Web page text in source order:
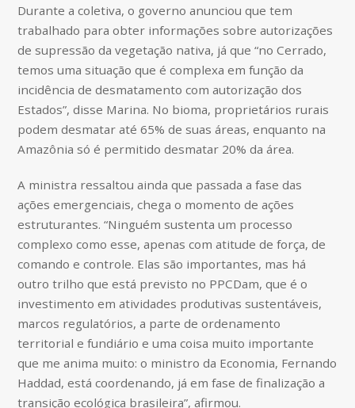
Durante a coletiva, o governo anunciou que tem
trabalhado para obter informações sobre autorizações
de supressão da vegetação nativa, já que “no Cerrado,
temos uma situação que é complexa em função da
incidência de desmatamento com autorização dos
Estados”, disse Marina. No bioma, proprietários rurais
podem desmatar até 65% de suas áreas, enquanto na
Amazônia só é permitido desmatar 20% da área.
A ministra ressaltou ainda que passada a fase das
ações emergenciais, chega o momento de ações
estruturantes. “Ninguém sustenta um processo
complexo como esse, apenas com atitude de força, de
comando e controle. Elas são importantes, mas há
outro trilho que está previsto no PPCDam, que é o
investimento em atividades produtivas sustentáveis,
marcos regulatórios, a parte de ordenamento
territorial e fundiário e uma coisa muito importante
que me anima muito: o ministro da Economia, Fernando
Haddad, está coordenando, já em fase de finalização a
transição ecológica brasileira”, afirmou.